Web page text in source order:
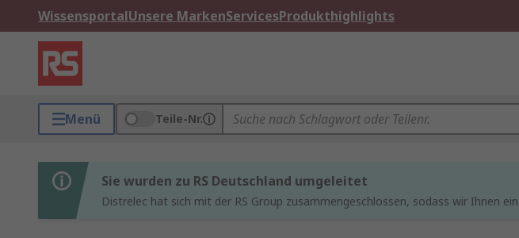
WissensportalUnsere MarkenServicesProdukthighlights
Menü Teile-Nr.
Sie wurden zu RS Deutschland umgeleitet
Distrelec hat sich mit der RS Group zusammengeschlossen, sodass wir Ihnen